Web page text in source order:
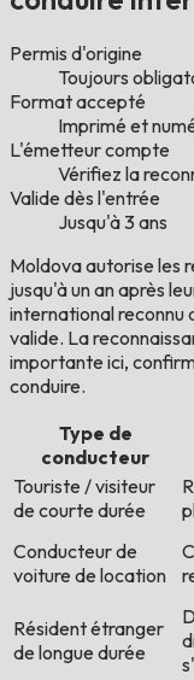
Permis d'origine
Toujours
Format accepté
Imprimé et
L'émetteur compte
Vérifiez la
Valide dès l'entrée
Jusqu'à 3 ans
Moldova autorise les
jusqu'à un an après
international reconnu
valide. La
importante ici,
conduire.
Type de
conducteur
Touriste / visiteur
de courte durée
Conducteur de
voiture de location
Résident étranger
de longue durée